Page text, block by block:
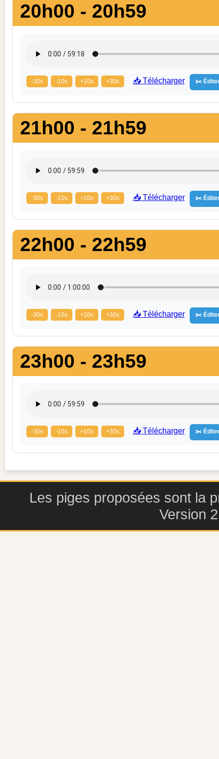
20h00 - 20h59
-30s -10s +10s +30s 📥 Télécharger ✂️
21h00 - 21h59
-30s -10s +10s +30s 📥 Télécharger ✂️
22h00 - 22h59
-30s -10s +10s +30s 📥 Télécharger ✂️
23h00 - 23h59
-30s -10s +10s +30s 📥 Télécharger ✂️
Les piges proposées sont la
Version